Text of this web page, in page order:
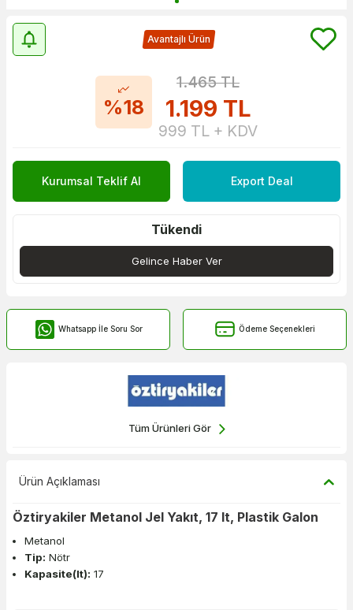
Avantajlı Ürün
%18
1.465TL
1.199 TL
999 TL + KDV
Kurumsal Teklif Al Export Deal
Tükendi
Gelince Haber Ver
Whatsapp İle Soru Sor Ödeme Seçenekleri
Tüm Ürünleri Gör
Ürün Açıklaması
Öztiryakiler Metanol Jel Yakıt, 17 lt, Plastik Galon
Metanol
Tip: Nötr
Kapasite(lt): 17